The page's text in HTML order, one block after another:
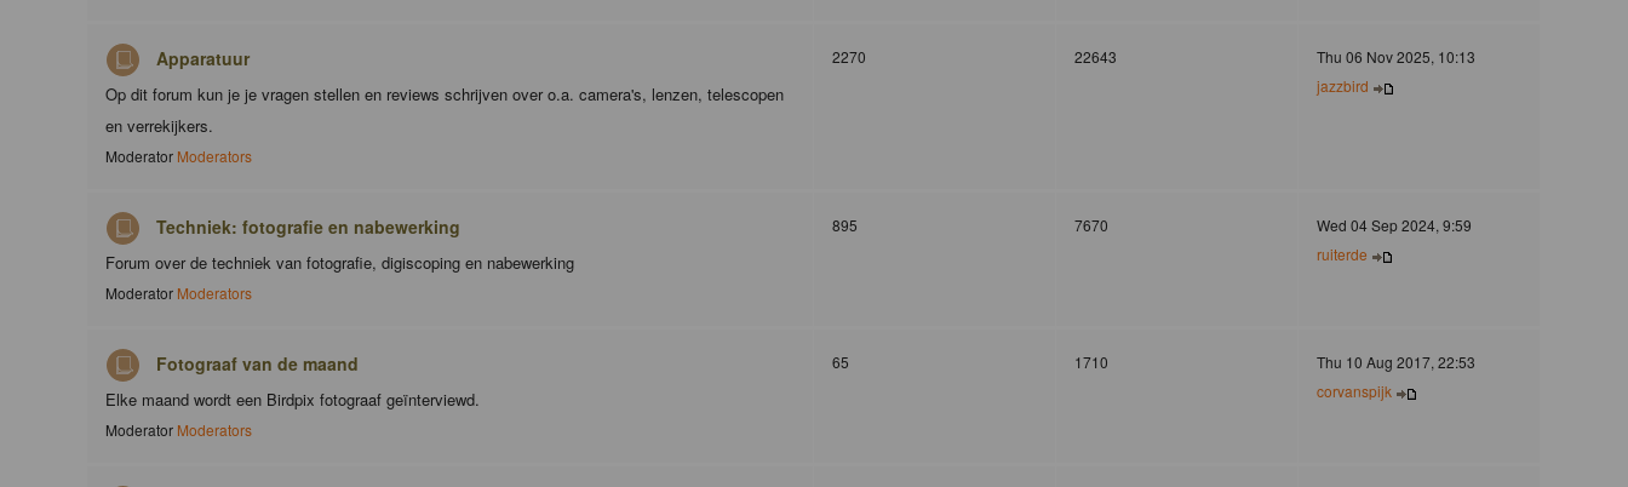
Apparatuur
Op dit forum kun je je vragen stellen en reviews schrijven over o.a. camera's, lenzen, telescopen
en verrekijkers.
Moderator Moderators
2270 22643
Thu 06 Nov 2025, 10:13
jazzbird
Techniek: fotografie en nabewerking
Forum over de techniek van fotografie, digiscoping en nabewerking
Moderator Moderators
895 7670
Wed 04 Sep 2024, 9:59
ruiterde
Fotograaf van de maand
Elke maand wordt een Birdpix fotograaf geïnterviewd.
Moderator Moderators
65 1710
Thu 10 Aug 2017, 22:53
corvanspijk